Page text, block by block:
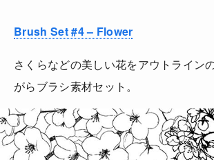
Brush Set #4 – Flower
さくらなどの美しい花をアウトライン
がらブラシ素材セット。